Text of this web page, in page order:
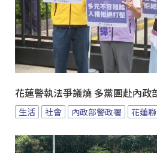
花蓮警執法爭議燒 多黨團赴內政
生活 社會 內政部警政署 花蓮